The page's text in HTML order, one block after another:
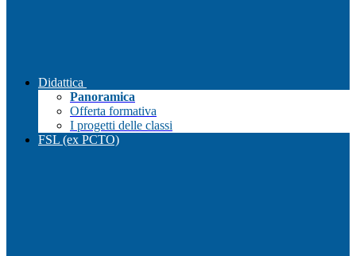
Didattica
Panoramica
Offerta formativa
I progetti delle classi
FSL (ex PCTO)